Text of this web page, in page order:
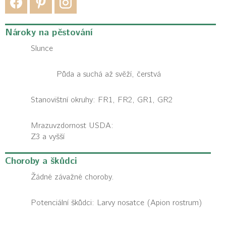
Nároky na pěstování
Slunce
Půda a suchá až svěží, čerstvá
Stanovištní okruhy: FR1, FR2, GR1, GR2
Mrazuvzdornost USDA:
Z3 a vyšší
Choroby a škůdci
Žádné závažné choroby.
Potenciální škůdci: Larvy nosatce (Apion rostrum)